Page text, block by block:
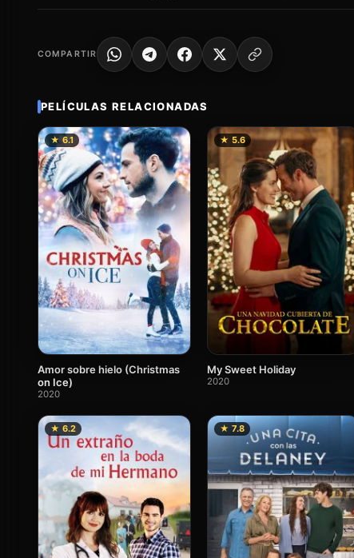
COMPARTIR
PELÍCULAS RELACIONADAS
★ 6.1
Amor sobre hielo (Christmas
on Ice)
2020
★ 5.6
My Sweet Holiday
2020
★ 6.2 ★ 7.8